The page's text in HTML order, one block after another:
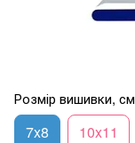
Розмір вишивки, см
7x8 10x11